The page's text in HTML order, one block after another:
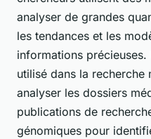
analyser de grandes
les tendances et les
informations précieuses.
utilisé dans la
analyser les dossiers
publications de
génomiques pour